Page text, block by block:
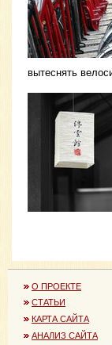
вытеснять
О ПРОЕКТЕ
СТАТЬИ
КАРТА САЙТА
АНАЛИЗ САЙТА